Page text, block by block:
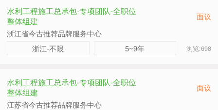
水利工程施工总承包-专项团队-全职位
整体组建
面议
浙江省今古推荐品牌服务中心
浙江-不限
5~9年 浏览:698
水利工程施工总承包-专项团队-全职位
整体组建
面议
江苏省今古推荐品牌服务中心